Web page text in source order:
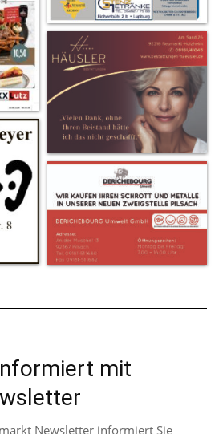
mit
Newsletter informiert Sie